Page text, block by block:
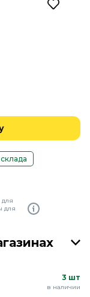
для
3 шт
в наличии